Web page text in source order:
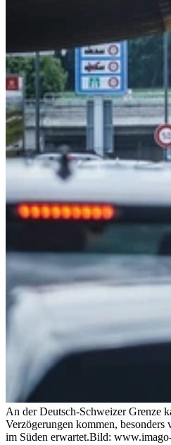
An der Deutsch-Schweizer Grenze
Verzögerungen kommen,
im Süden erwartet.Bild: